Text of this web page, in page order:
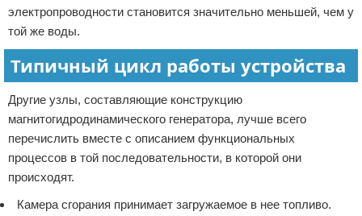
электропроводности становится значительно меньшей, чем у
той же воды.
Типичный цикл работы устройства
Другие узлы, составляющие конструкцию
магнитогидродинамического генератора, лучше всего
перечислить вместе с описанием функциональных
процессов в той последовательности, в которой они
происходят.
Камера сгорания принимает загружаемое в нее топливо.